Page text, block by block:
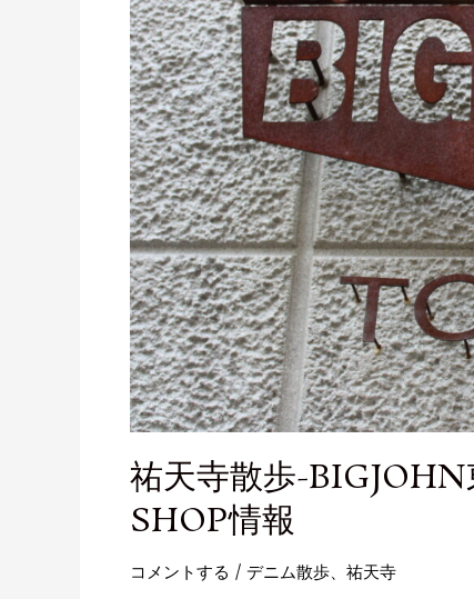
祐天寺散歩-
SHOP情報
コメントする / デニム散歩、 祐天寺